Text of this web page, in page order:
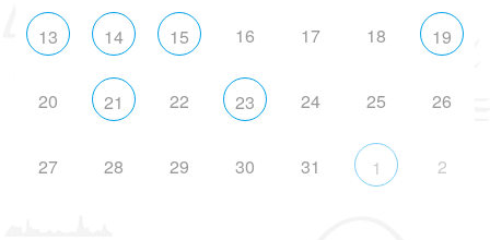
13 14 15 16 17 18 19
20 21 22 23 24 25 26
27 28 29 30 31 1 2